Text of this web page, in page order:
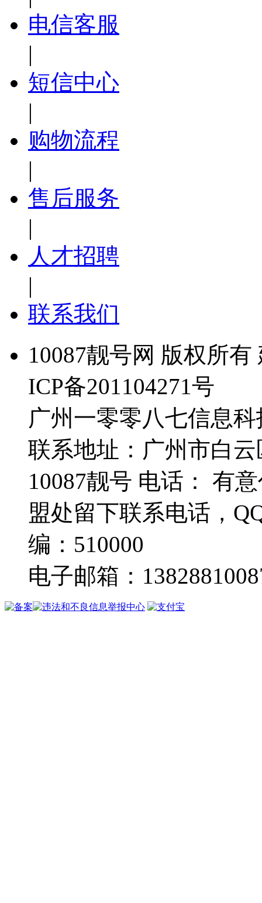
电信客服
|
短信中心
|
购物流程
|
售后服务
|
人才招聘
|
联系我们
10087靓号网 版权所
ICP备201104271号
广州一零零八七信息
联系地址：广州市白
10087靓号 电话： 有
盟处留下联系电话，
编：510000
电子邮箱：